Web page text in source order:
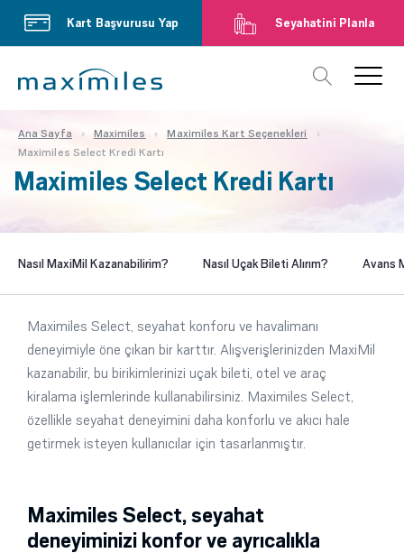
Kart Başvurusu Yap Seyahatini Planla
Ana Sayfa Maximiles
Maximiles Kart Seçenekleri
Maximiles Select Kredi Kartı
Maximiles Select Kredi Kartı
Nasıl MaxiMil Kazanabilirim? Nasıl Uçak Bileti Alırım? Avans
Maximiles Select, seyahat konforu ve havalimanı
deneyimiyle öne çıkan bir karttır. Alışverişlerinizden MaxiMil
kazanabilir, bu birikimlerinizi uçak bileti, otel ve araç
kiralama işlemlerinde kullanabilirsiniz. Maximiles Select,
özellikle seyahat deneyimini daha konforlu ve akıcı hale
getirmek isteyen kullanıcılar için tasarlanmıştır.
Maximiles Select, seyahat
deneyiminizi konfor ve ayrıcalıkla